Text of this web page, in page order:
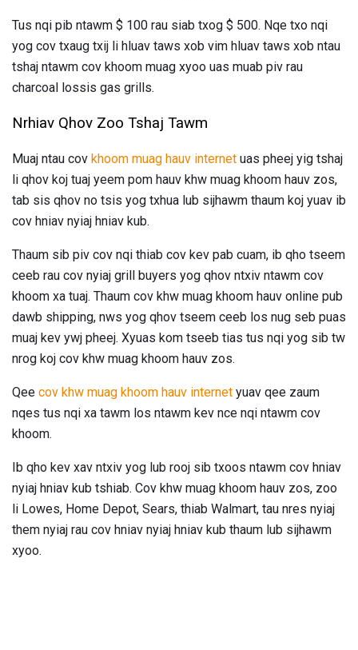
Tus nqi pib ntawm $ 100 rau siab txog $ 500. Nqe txo nqi
yog cov txaug txij li hluav taws xob vim hluav taws xob ntau
tshaj ntawm cov khoom muag xyoo uas muab piv rau
charcoal lossis gas grills.
Nrhiav Qhov Zoo Tshaj Tawm
Muaj ntau cov khoom muag hauv internet uas pheej yig tshaj
li qhov koj tuaj yeem pom hauv khw muag khoom hauv zos,
tab sis qhov no tsis yog txhua lub sijhawm thaum koj yuav ib
cov hniav nyiaj hniav kub.
Thaum sib piv cov nqi thiab cov kev pab cuam, ib qho tseem
ceeb rau cov nyiaj grill buyers yog qhov ntxiv ntawm cov
khoom xa tuaj. Thaum cov khw muag khoom hauv online pub
dawb shipping, nws yog qhov tseem ceeb los nug seb puas
muaj kev ywj pheej. Xyuas kom tseeb tias tus nqi yog sib tw
nrog koj cov khw muag khoom hauv zos.
Qee cov khw muag khoom hauv internet yuav qee zaum
nqes tus nqi xa tawm los ntawm kev nce nqi ntawm cov
khoom.
Ib qho kev xav ntxiv yog lub rooj sib txoos ntawm cov hniav
nyiaj hniav kub tshiab. Cov khw muag khoom hauv zos, zoo
li Lowes, Home Depot, Sears, thiab Walmart, tau nres nyiaj
them nyiaj rau cov hniav nyiaj hniav kub thaum lub sijhawm
xyoo.